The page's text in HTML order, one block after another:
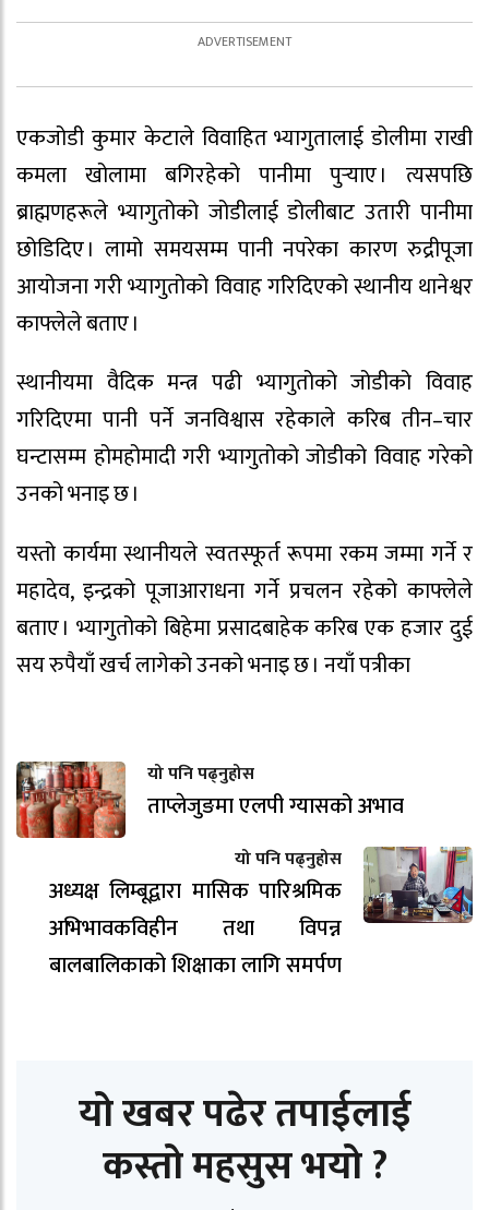
एकजोडी कुमार केटाले विवाहित भ्यागुतालाई डोलीमा राखी
कमला खोलामा बगिरहेको पानीमा पुर्‍याए । त्यसपछि
ब्राह्मणहरूले भ्यागुतोको जोडीलाई डोलीबाट उतारी पानीमा
छोडिदिए । लामो समयसम्म पानी नपरेका कारण रुद्रीपूजा
आयोजना गरी भ्यागुतोको विवाह गरिदिएको स्थानीय थानेश्वर
काफ्लेले बताए ।
स्थानीयमा वैदिक मन्त्र पढी भ्यागुतोको जोडीको विवाह
गरिदिएमा पानी पर्ने जनविश्वास रहेकाले करिब तीन–चार
घन्टासम्म होमहोमादी गरी भ्यागुतोको जोडीको विवाह गरेको
उनको भनाइ छ ।
यस्तो कार्यमा स्थानीयले स्वतस्फूर्त रूपमा रकम जम्मा गर्ने र
महादेव, इन्द्रको पूजाआराधना गर्ने प्रचलन रहेको काफ्लेले
बताए । भ्यागुतोको बिहेमा प्रसादबाहेक करिब एक हजार दुई
सय रुपैयाँ खर्च लागेको उनको भनाइ छ । नयाँ पत्रीका
यो पनि पढ्नुहोस
ताप्लेजुङमा एलपी ग्यासको अभाव
यो पनि पढ्नुहोस
अध्यक्ष लिम्बूद्वारा मासिक पारिश्रमिक
अभिभावकविहीन तथा विपन्न
बालबालिकाको शिक्षाका लागि समर्पण
यो खबर पढेर तपाईलाई
कस्तो महसुस भयो ?